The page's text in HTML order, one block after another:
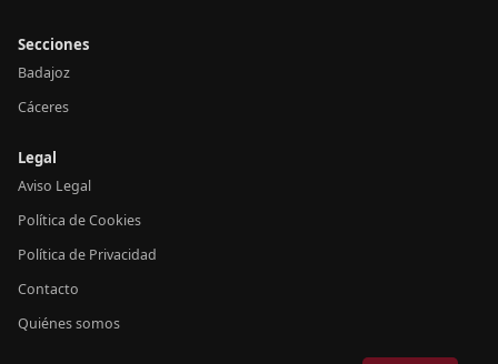
Secciones
Badajoz
Cáceres
Legal
Aviso Legal
Política de Cookies
Política de Privacidad
Contacto
Quiénes somos